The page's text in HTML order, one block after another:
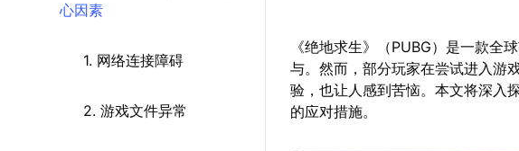
心因素
1. 网络连接障碍
2. 游戏文件异常
《绝地求生》（PUBG）是一款全
与。然而，部分玩家在尝试进入游
验，也让人感到苦恼。本文将深入
的应对措施。